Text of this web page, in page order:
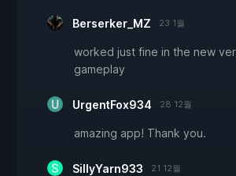
Berserker_MZ 23 1월
worked just fine in the new
gameplay
UrgentFox934 28 12월
amazing app! Thank you.
SillyYarn933 21 12월